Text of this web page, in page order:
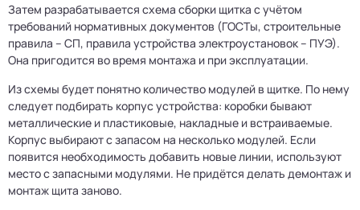
Затем разрабатывается схема сборки щитка с учётом
требований нормативных документов (ГОСТы, строительные
правила – СП, правила устройства электроустановок – ПУЭ).
Она пригодится во время монтажа и при эксплуатации.
Из схемы будет понятно количество модулей в щитке. По нему
следует подбирать корпус устройства: коробки бывают
металлические и пластиковые, накладные и встраиваемые.
Корпус выбирают с запасом на несколько модулей. Если
появится необходимость добавить новые линии, используют
место с запасными модулями. Не придётся делать демонтаж и
монтаж щита заново.